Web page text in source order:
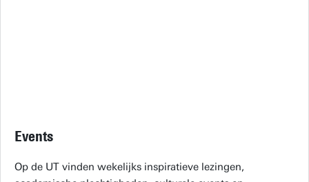
Events
Op de UT vinden wekelijks inspiratieve lezingen,